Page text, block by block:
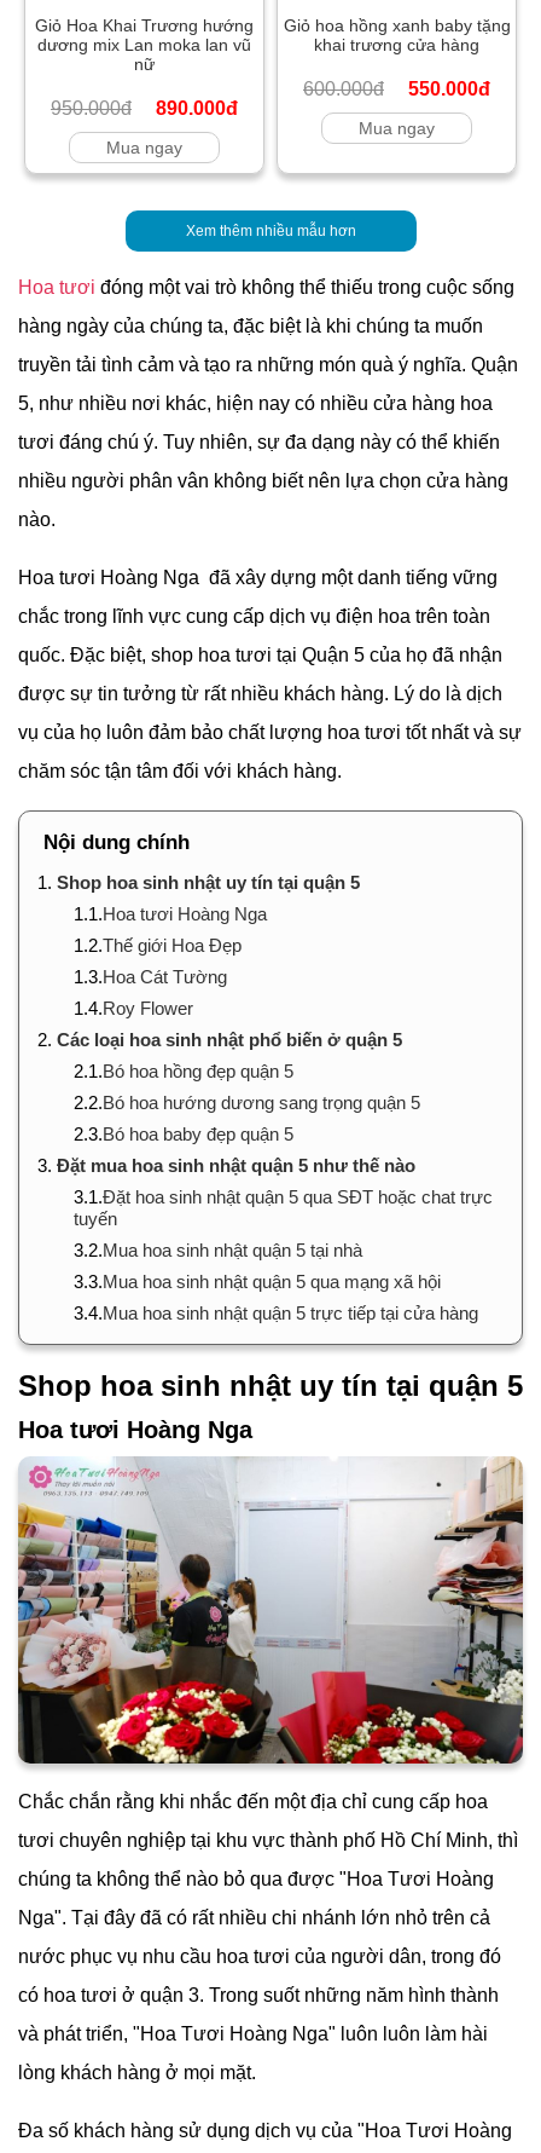
Giỏ Hoa Khai Trương hướng
dương mix Lan moka lan vũ
nữ
950.000đ 890.000đ
Mua ngay
Giỏ hoa hồng xanh baby tặng
khai trương cửa hàng
600.000đ 550.000đ
Mua ngay
Xem thêm nhiều mẫu hơn
Hoa tươi đóng một vai trò không thể thiếu trong cuộc sống
hàng ngày của chúng ta, đặc biệt là khi chúng ta muốn
truyền tải tình cảm và tạo ra những món quà ý nghĩa. Quận
5, như nhiều nơi khác, hiện nay có nhiều cửa hàng hoa
tươi đáng chú ý. Tuy nhiên, sự đa dạng này có thể khiến
nhiều người phân vân không biết nên lựa chọn cửa hàng
nào.
Hoa tươi Hoàng Nga đã xây dựng một danh tiếng vững
chắc trong lĩnh vực cung cấp dịch vụ điện hoa trên toàn
quốc. Đặc biệt, shop hoa tươi tại Quận 5 của họ đã nhận
được sự tin tưởng từ rất nhiều khách hàng. Lý do là dịch
vụ của họ luôn đảm bảo chất lượng hoa tươi tốt nhất và sự
chăm sóc tận tâm đối với khách hàng.
Nội dung chính
1. Shop hoa sinh nhật uy tín tại quận 5
1.1.Hoa tươi Hoàng Nga
1.2.Thế giới Hoa Đẹp
1.3.Hoa Cát Tường
1.4.Roy Flower
2. Các loại hoa sinh nhật phổ biến ở quận 5
2.1.Bó hoa hồng đẹp quận 5
2.2.Bó hoa hướng dương sang trọng quận 5
2.3.Bó hoa baby đẹp quận 5
3. Đặt mua hoa sinh nhật quận 5 như thế nào
3.1.Đặt hoa sinh nhật quận 5 qua SĐT hoặc chat trực
tuyến
3.2.Mua hoa sinh nhật quận 5 tại nhà
3.3.Mua hoa sinh nhật quận 5 qua mạng xã hội
3.4.Mua hoa sinh nhật quận 5 trực tiếp tại cửa hàng
Shop hoa sinh nhật uy tín tại quận 5
Hoa tươi Hoàng Nga
Chắc chắn rằng khi nhắc đến một địa chỉ cung cấp hoa
tươi chuyên nghiệp tại khu vực thành phố Hồ Chí Minh, thì
chúng ta không thể nào bỏ qua được "Hoa Tươi Hoàng
Nga". Tại đây đã có rất nhiều chi nhánh lớn nhỏ trên cả
nước phục vụ nhu cầu hoa tươi của người dân, trong đó
có hoa tươi ở quận 3. Trong suốt những năm hình thành
và phát triển, "Hoa Tươi Hoàng Nga" luôn luôn làm hài
lòng khách hàng ở mọi mặt.
Đa số khách hàng sử dụng dịch vụ của "Hoa Tươi Hoàng